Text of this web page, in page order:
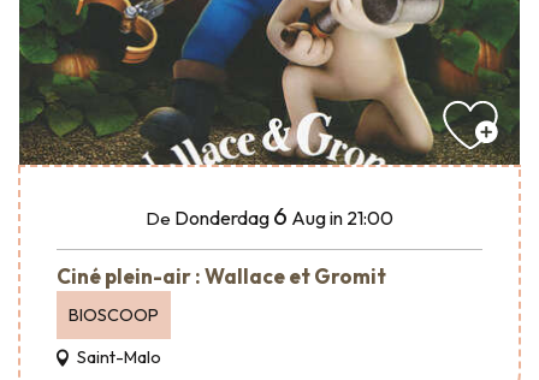
De Donderdag 6 Augin 21:00
Ciné plein-air : Wallace et Gromit
BIOSCOOP
Saint-Malo